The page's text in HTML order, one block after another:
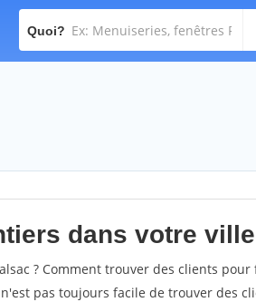
Quoi?
dans votre
? Comment trouver des clients pour
pas toujours facile de trouver des